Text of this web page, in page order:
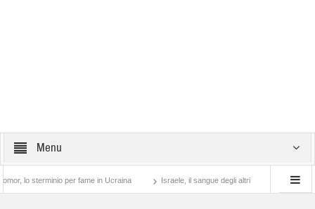
Menu
sterminio per fame in Ucraina Israele, il sangue degli altri Lotta di classe…